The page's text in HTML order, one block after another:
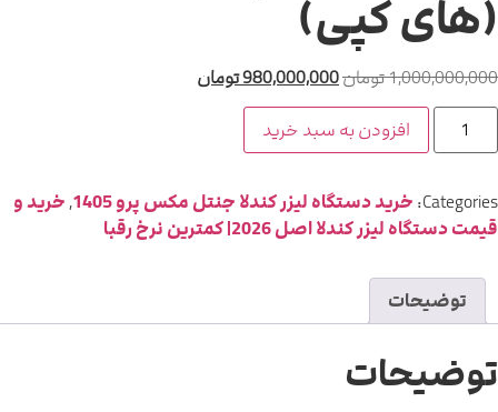
کپی)
تومان980,000,000تومان
افزودن به سبد خرید
خرید دستگاه لیزر کندلا جنتل مکس پرو 1405 ,خرید و
دستگاه لیزر کندلا اصل 2026| کمترین نرخ رقبا
توضیحات